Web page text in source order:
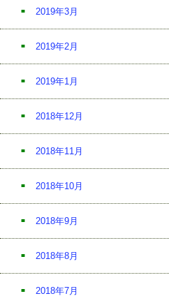
2019年3月
2019年2月
2019年1月
2018年12月
2018年11月
2018年10月
2018年9月
2018年8月
2018年7月